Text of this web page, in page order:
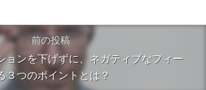
る
前の投稿
ョンを下げずに、ネガティブなフィー
３つのポイントとは？